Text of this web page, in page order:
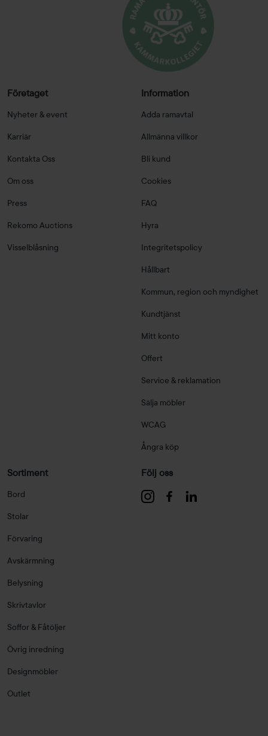
Företaget
Nyheter & event
Karriär
Kontakta Oss
Om oss
Press
Rekomo Auctions
Visselblåsning
Information
Adda ramavtal
Allmänna villkor
Bli kund
Cookies
FAQ
Hyra
Integritetspolicy
Hållbart
Kommun, region och myndighet
Kundtjänst
Mitt konto
Offert
Service & reklamation
Sälja möbler
WCAG
Ångra köp
Sortiment
Bord
Stolar
Förvaring
Avskärmning
Belysning
Skrivtavlor
Soffor & Fåtöljer
Övrig inredning
Designmöbler
Outlet
Följ oss